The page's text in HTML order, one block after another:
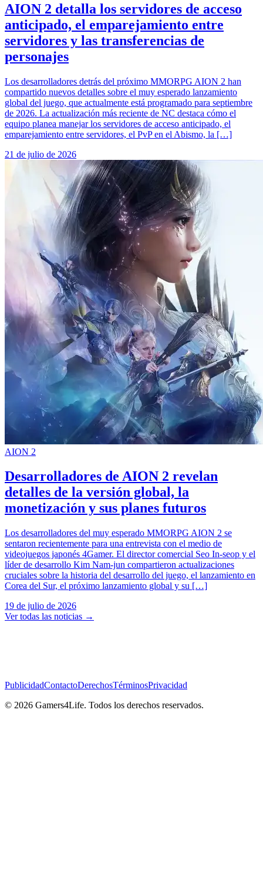
AION 2 detalla los servidores de acceso
anticipado, el emparejamiento entre
servidores y las transferencias de
personajes
Los desarrolladores detrás del próximo MMORPG AION 2 han
compartido nuevos detalles sobre el muy esperado lanzamiento
global del juego, que actualmente está programado para septiembre
de 2026. La actualización más reciente de NC destaca cómo el
equipo planea manejar los servidores de acceso anticipado, el
emparejamiento entre servidores, el PvP en el Abismo, la […]
21 de julio de 2026
AION 2
Desarrolladores de AION 2 revelan
detalles de la versión global, la
monetización y sus planes futuros
Los desarrolladores del muy esperado MMORPG AION 2 se
sentaron recientemente para una entrevista con el medio de
videojuegos japonés 4Gamer. El director comercial Seo In-seop y el
líder de desarrollo Kim Nam-jun compartieron actualizaciones
cruciales sobre la historia del desarrollo del juego, el lanzamiento en
Corea del Sur, el próximo lanzamiento global y su […]
19 de julio de 2026
Ver todas las noticias →
PublicidadContactoDerechosTérminosPrivacidad
© 2026 Gamers4Life. Todos los derechos reservados.